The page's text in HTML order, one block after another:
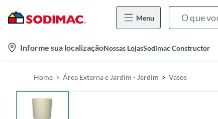
Menu
Informe sua localizaçãoNossas LojasSodimac Constructor
Home Área Externa e Jardim - Jardim Vasos